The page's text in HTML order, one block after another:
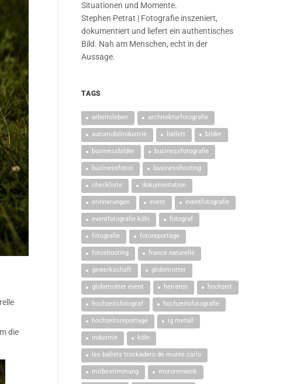
die
Situationen und Momente.
Stephen Petrat | Fotografie inszeniert,
dokumentiert und liefert ein authentisches
Bild. Nah am Menschen, echt in der
Aussage.
TAGS
arbeitsleben architekturfotografie
automobilindustrie ballett bilder
businessbilder businessfotografie
businessfotos businesshooting
checkliste dokumentation
erinnerungen event eventfotografie
eventfotografie köln fotograf
fotografie fotoreportage
fotoshooting france naturelle
gewerkschaft globetrotter
globetrotter event heiraten hochzeit
hochzeitsfotograf hochzeitsfotografie
hochzeitsreportage ig metall
industrie köln
les ballets trockadero de monte carlo
mitbestimmung motorenwerk